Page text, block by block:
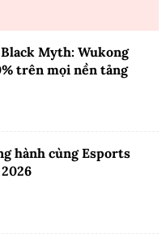
Myth: Wukong
trên mọi nền tảng
hành cùng Esports